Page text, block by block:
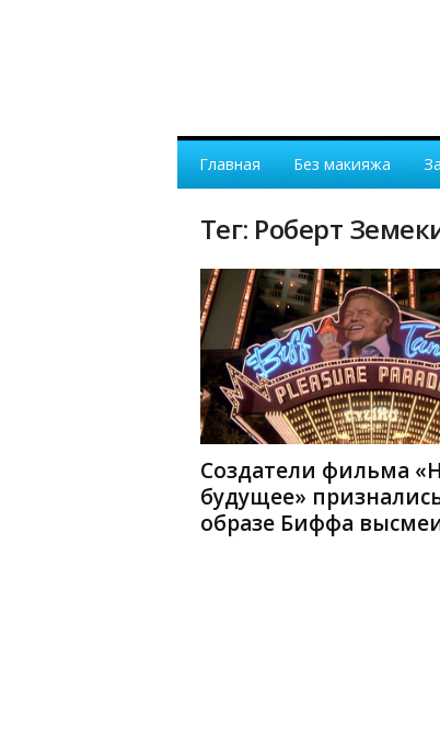
Главная Без макияжа
Тег: Роберт
Создатели фильма
будущее»
образе Биффа